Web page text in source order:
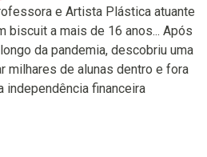
e Artista Plástica atuante
biscuit a mais de 16 anos... Após
da pandemia, descobriu uma
milhares de alunas dentro e fora
independência financeira